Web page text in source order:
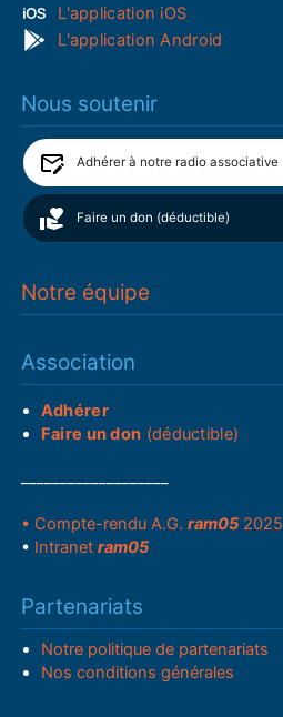
L'application iOS
L'application Android
Nous soutenir
Adhérer à notre radio associative
Faire un don (déductible)
Notre équipe
Association
Adhérer
Faire un don (déductible)
• Compte-rendu A.G.ram05 2025
• Intranetram05
Partenariats
Notre politique de partenariats
Nos conditions générales